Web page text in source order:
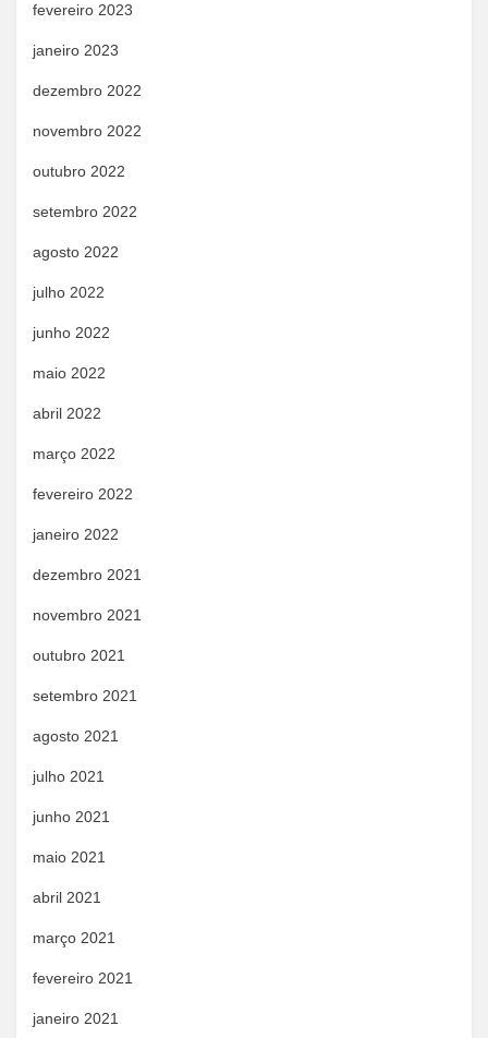
fevereiro 2023
janeiro 2023
dezembro 2022
novembro 2022
outubro 2022
setembro 2022
agosto 2022
julho 2022
junho 2022
maio 2022
abril 2022
março 2022
fevereiro 2022
janeiro 2022
dezembro 2021
novembro 2021
outubro 2021
setembro 2021
agosto 2021
julho 2021
junho 2021
maio 2021
abril 2021
março 2021
fevereiro 2021
janeiro 2021